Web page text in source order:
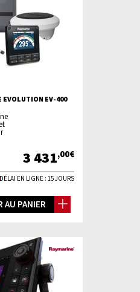
EVOLUTION EV-400
3 431,00€
DÉLAI EN LIGNE : 15 JOURS
AU PANIER